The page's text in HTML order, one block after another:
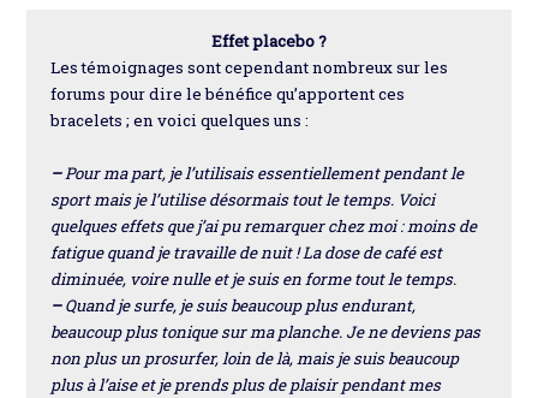
Effet placebo ?
Les témoignages sont cependant nombreux sur les
forums pour dire le bénéfice qu’apportent ces
bracelets ; en voici quelques uns :
–Pour ma part, je l’utilisais essentiellement pendant le
sport mais je l’utilise désormais tout le temps. Voici
quelques effets que j’ai pu remarquer chez moi : moins de
fatigue quand je travaille de nuit ! La dose de café est
diminuée, voire nulle et je suis en forme tout le temps.
–Quand je surfe, je suis beaucoup plus endurant,
beaucoup plus tonique sur ma planche. Je ne deviens pas
non plus un prosurfer, loin de là, mais je suis beaucoup
plus à l’aise et je prends plus de plaisir pendant mes